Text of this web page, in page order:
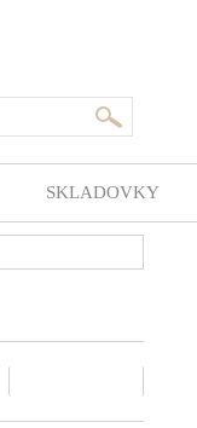
SKLADOVKY